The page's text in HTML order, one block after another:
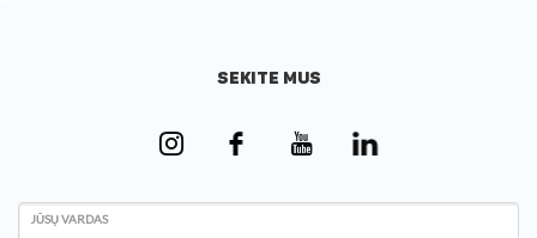
SEKITE MUS
JŪSŲ VARDAS